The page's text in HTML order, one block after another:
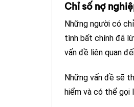
Chỉ số nợ
Những người có
tình bất chính đã
vấn đề liên quan
Những vấn đề sẽ
hiểm và có thể gọi